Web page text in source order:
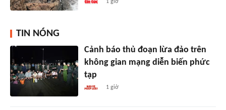
1 giờ
TIN NÓNG
Cảnh báo thủ đoạn lừa đảo trên
không gian mạng diễn biến phức
tạp
1 giờ